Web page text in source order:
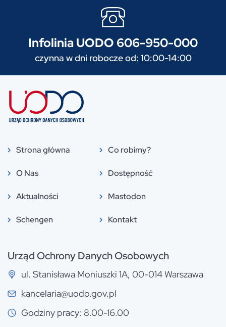
Infolinia UODO 606-950-000
czynna w dni robocze od: 10:00-14:00
Strona główna
O Nas
Aktualności
Schengen
Co robimy?
Dostępność
Mastodon
Kontakt
Urząd Ochrony Danych Osobowych
ul. Stanisława Moniuszki 1A, 00-014 Warszawa
kancelaria@uodo.gov.pl
Godziny pracy: 8.00-16.00